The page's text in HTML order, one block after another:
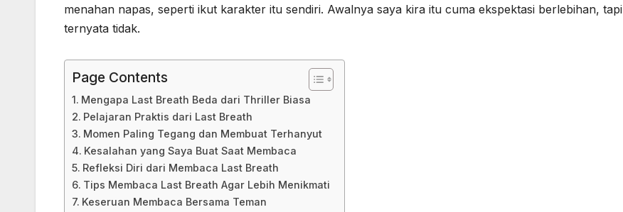
menahan napas, seperti ikut karakter itu sendiri. Awalnya saya kira itu cuma ekspektasi berlebihan, tapi
ternyata tidak.
Page Contents
Mengapa Last Breath Beda dari Thriller Biasa
Pelajaran Praktis dari Last Breath
Momen Paling Tegang dan Membuat Terhanyut
Kesalahan yang Saya Buat Saat Membaca
Refleksi Diri dari Membaca Last Breath
Tips Membaca Last Breath Agar Lebih Menikmati
Keseruan Membaca Bersama Teman